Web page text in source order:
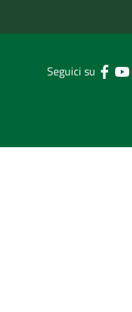
Seguici su